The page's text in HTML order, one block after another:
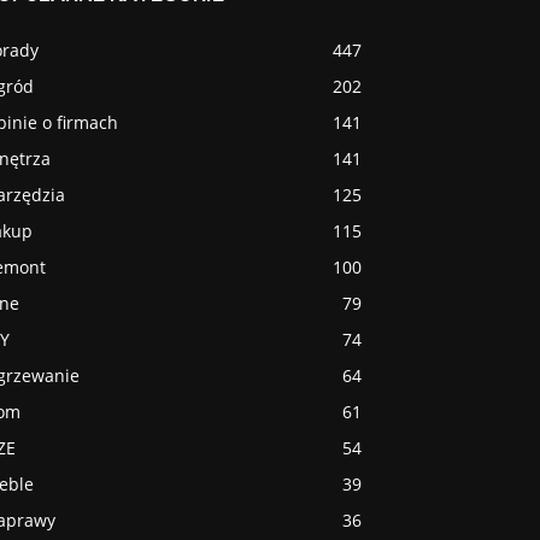
447
202
o firmach
141
141
125
115
100
79
74
64
61
54
39
36